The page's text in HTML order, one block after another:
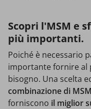
Scopri l'MSM e
più importanti.
Poiché è necessario
importante fornire al
bisogno. Una scelta
combinazione di
forniscono il miglior